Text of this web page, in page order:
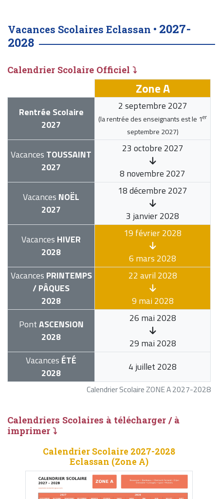
Vacances Scolaires Eclassan • 2027-
2028
Calendrier Scolaire Officiel ⤵
Calendrier Scolaire ZONE A 2027-2028
Zone A
Rentrée Scolaire
2027
2 septembre 2027
(la rentrée des enseignants est le 1er
septembre 2027)
Vacances TOUSSAINT
2027
23 octobre 2027
8 novembre 2027
Vacances NOËL
2027
18 décembre 2027
3 janvier 2028
Vacances HIVER
2028
19 février 2028
6 mars 2028
Vacances PRINTEMPS
/ PÂQUES
2028
22 avril 2028
9 mai 2028
PontASCENSION
2028
26 mai 2028
29 mai 2028
Vacances ÉTÉ
2028
4 juillet 2028
Calendriers Scolaires à télécharger / à
imprimer ⤵
Calendrier Scolaire 2027-2028
Eclassan (Zone A)